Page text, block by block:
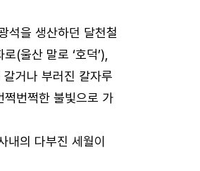
석을 생산하던 달천철
(울산 말로 ‘호덕’),
거나 부러진 칼자루
번쩍한 불빛으로 가
내의 다부진 세월이